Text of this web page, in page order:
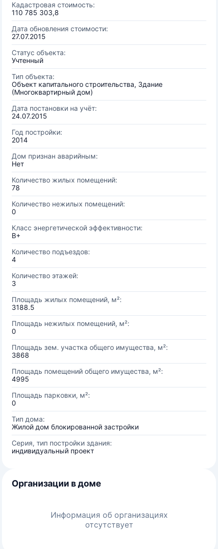
Кадастровая стоимость:
110 785 303,8
Дата обновления стоимости:
27.07.2015
Статус объекта:
Учтенный
Тип объекта:
Объект капитального строительства, Здание
(Многоквартирный дом)
Дата постановки на учёт:
24.07.2015
Год постройки:
2014
Дом признан аварийным:
Нет
Количество жилых помещений:
78
Количество нежилых помещений:
0
Класс энергетической эффективности:
B+
Количество подъездов:
4
Количество этажей:
3
Площадь жилых помещений, м²:
3188.5
Площадь нежилых помещений, м²:
0
Площадь зем. участка общего имущества, м²:
3868
Площадь помещений общего имущества, м²:
4995
Площадь парковки, м²:
0
Тип дома:
Жилой дом блокированной застройки
Серия, тип постройки здания:
индивидуальный проект
Организации в доме
Информация об организациях
отсутствует